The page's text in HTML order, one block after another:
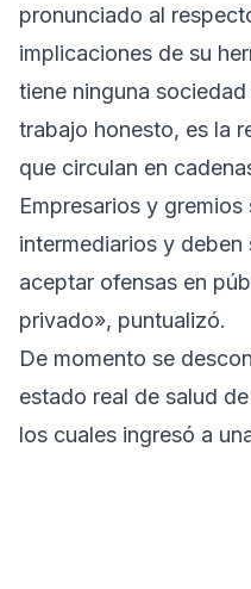
pronunciado al
implicaciones de su
tiene ninguna
trabajo honesto, es la
que circulan en
Empresarios y
intermediarios y
aceptar ofensas en
privado», puntualizó.
De momento se
estado real de salud
los cuales ingresó a